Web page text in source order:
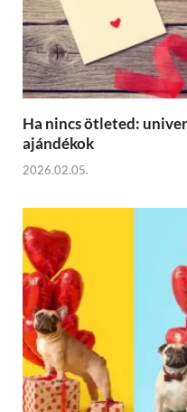
Ha nincs ötleted:
ajándékok
2026.02.05.